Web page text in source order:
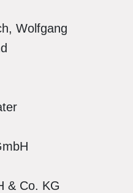
Wolfgang
& Co. KG